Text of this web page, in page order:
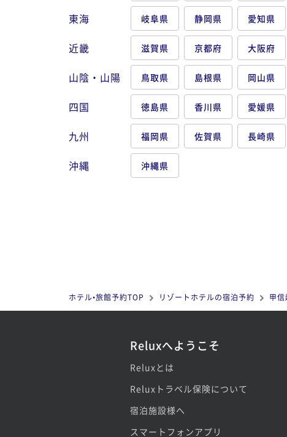
東海 岐阜県 静岡県 愛知県
近畿 滋賀県 京都府 大阪府
山陰・山陽 鳥取県 島根県 岡山県
四国 徳島県 香川県 愛媛県
九州 福岡県 佐賀県 長崎県
沖縄 沖縄県
ホテル•旅館予約TOP リゾートホテルの宿泊予約 甲
Reluxへようこそ
Reluxとは
Reluxトラベル保険について
宿泊施設様へ
スマートフォンアプリ